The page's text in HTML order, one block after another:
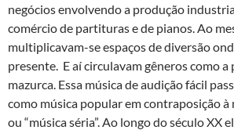
negócios envolvendo a produção
comércio de partituras e de pianos. Ao
multiplicavam-se espaços de diversão
presente. E aí circulavam gêneros como a
mazurca. Essa música de audição fácil
como música popular em contraposição à
ou “música séria”. Ao longo do século XX